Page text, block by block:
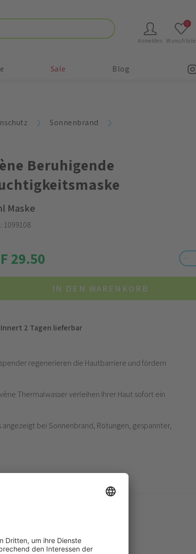
Anmelden
0
Wunschliste
Sale Blog
Sonnenbrand
Beruhigende
Maske
1099108
29.50
IN DEN WARENKORB
Innert 2 Tagen lieferbar
regenerieren die Hautbarriere und fördern
Thermalwasser verleihen Ihrer Haut sofort ein
bei Sonnenbrand, Rötungen, gespannter,